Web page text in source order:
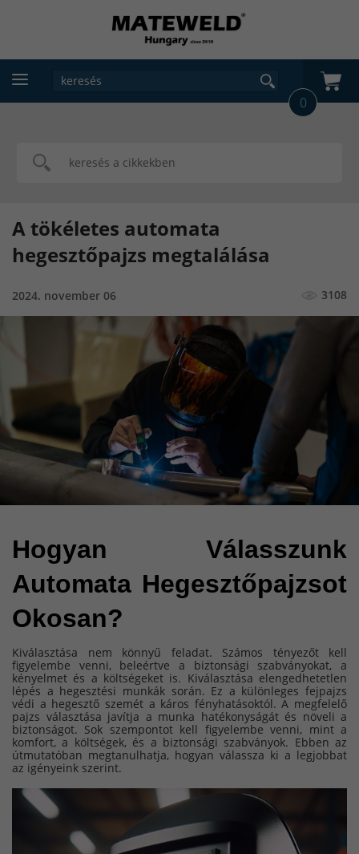
0
A tökéletes automata
hegesztőpajzs megtalálása
2024. november 06 3108
Hogyan Válasszunk
Automata Hegesztőpajzsot
Okosan?
Kiválasztása nem könnyű feladat. Számos tényezőt kell
figyelembe venni, beleértve a biztonsági szabványokat, a
kényelmet és a költségeket is. Kiválasztása elengedhetetlen
lépés a hegesztési munkák során. Ez a különleges fejpajzs
védi a hegesztő szemét a káros fényhatásoktól. A megfelelő
pajzs választása javítja a munka hatékonyságát és növeli a
biztonságot. Sok szempontot kell figyelembe venni, mint a
komfort, a költségek, és a biztonsági szabványok. Ebben az
útmutatóban megtanulhatja, hogyan válassza ki a legjobbat
az igényeink szerint.